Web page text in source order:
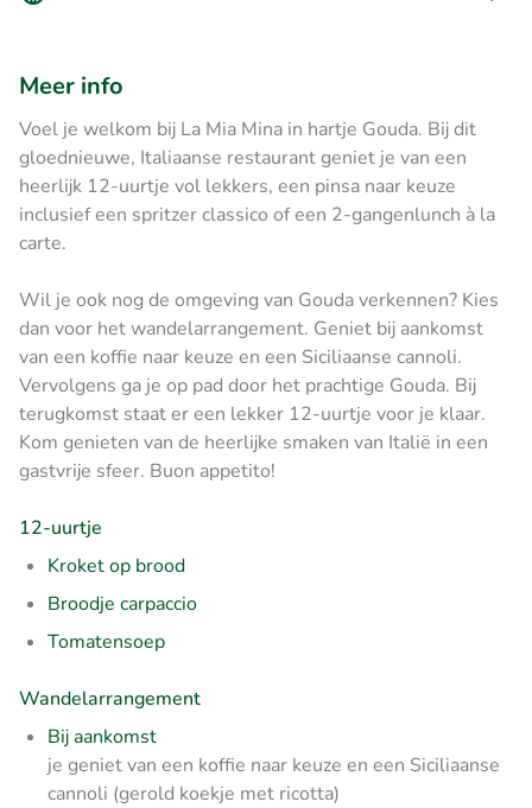
Meer info
Voel je welkom bij La Mia Mina in hartje Gouda. Bij dit
gloednieuwe, Italiaanse restaurant geniet je van een
heerlijk 12-uurtje vol lekkers, een pinsa naar keuze
inclusief een spritzer classico of een 2-gangenlunch à la
carte.
Wil je ook nog de omgeving van Gouda verkennen? Kies
dan voor het wandelarrangement. Geniet bij aankomst
van een koffie naar keuze en een Siciliaanse cannoli.
Vervolgens ga je op pad door het prachtige Gouda. Bij
terugkomst staat er een lekker 12-uurtje voor je klaar.
Kom genieten van de heerlijke smaken van Italië in een
gastvrije sfeer. Buon appetito!
12-uurtje
Kroket op brood
Broodje carpaccio
Tomatensoep
Wandelarrangement
Bij aankomst
je geniet van een koffie naar keuze en een Siciliaanse
cannoli (gerold koekje met ricotta)